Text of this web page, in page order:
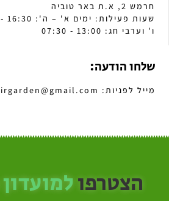
חרמש 2, א.ת באר טוביה
ו' וערבי חג: 13:00 - 07:30
שלחו הודעה:
מייל לפניות: sapirgarden@gmail.com
הצטרפו